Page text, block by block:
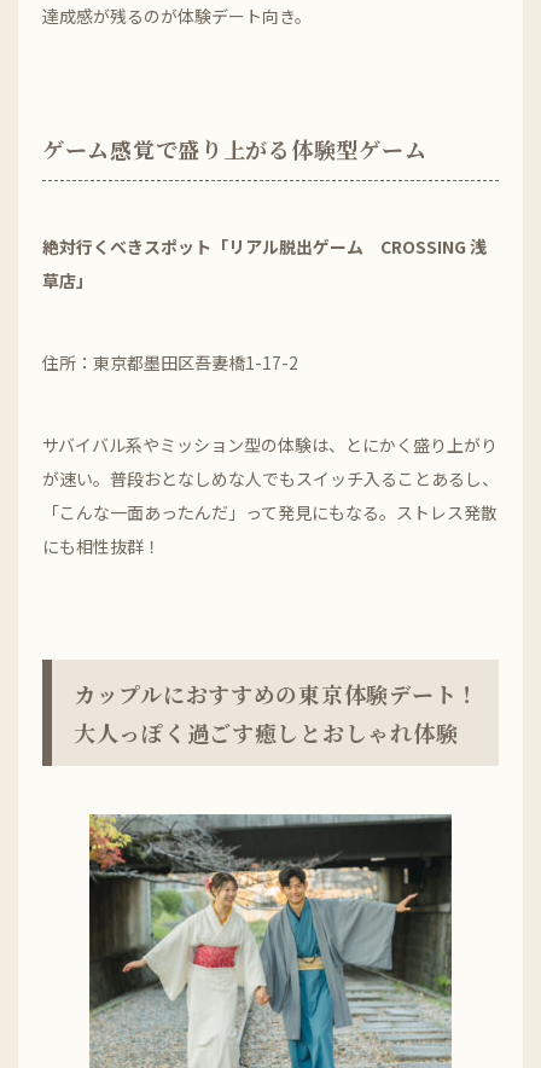
達成感が残るのが体験デート向き。
ゲーム感覚で盛り上がる体験型ゲーム
絶対行くべきスポット「リアル脱出ゲーム CROSSING 浅
草店」
住所：東京都墨田区吾妻橋1-17-2
サバイバル系やミッション型の体験は、とにかく盛り上がり
が速い。普段おとなしめな人でもスイッチ入ることあるし、
「こんな一面あったんだ」って発見にもなる。ストレス発散
にも相性抜群！
カップルにおすすめの東京体験デート！
大人っぽく過ごす癒しとおしゃれ体験